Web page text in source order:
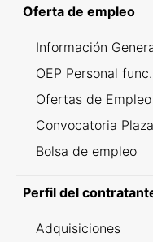
Oferta de empleo
Información
OEP Personal
Ofertas de
Convocatoria
Bolsa de empleo
Perfil del
Adquisiciones